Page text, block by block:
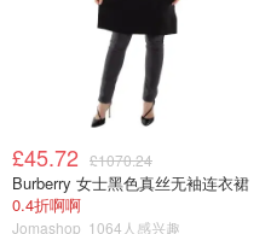
£45.72 £1070.24
Burberry 女士黑色真丝无袖连衣裙
0.4折啊啊
Jomashop 1064人感兴趣